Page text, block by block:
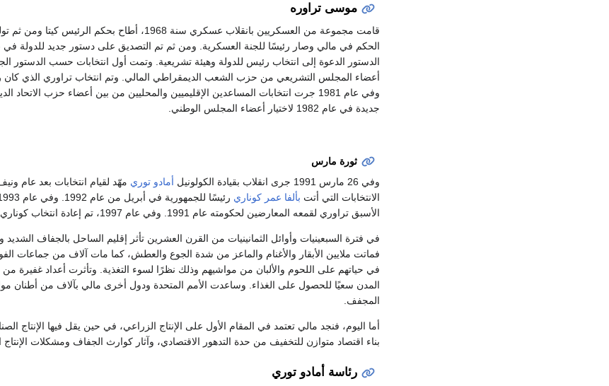
موسى تراوره
قامت مجموعة من العسكريين بانقلاب عسكري سنة 1968، أطاح بحكم الرئيس كيتا ومن ثم تولى
أعضاء المجلس التشريعي من حزب الشعب الديمقراطي المالي. وتم انتخاب تراوري الذي كان
وفي عام 1981 جرت انتخابات المساعدين الإقليميين والمحليين من بين أعضاء حزب
جديدة في عام 1982 لاختيار أعضاء المجلس الوطني.
ثورة مارس
وفي 26 مارس 1991 جرى انقلاب بقيادة الكولونيل
أمادو توري مهّد لقيام انتخابات بعد عام
الانتخابات التي أتت بألفا عمر كوناري
الأسبق تراوري لقمعه المعارضين لحكومته عام 1991. وفي عام 1997، تم إعادة انتخاب كوناري لفترة رئاسية أخرى.
في فترة السبعينيات وأوائل الثمانينيات من القرن العشرين تأثر إقليم الساحل بالجفاف
فماتت ملايين الأبقار والأغنام والماعز من شدة الجوع والعطش، كما مات آلاف من جماعات
في حياتهم على اللحوم والألبان من مواشيهم وذلك نظرًا لسوء التغذية. وتأثرت أعداد غفيرة من
المدن سعيًا للحصول على الغذاء. وساعدت الأمم المتحدة ودول أخرى مالي بآلاف من أطنان
المجفف.
أما اليوم، فنجد مالي تعتمد في المقام الأول على الإنتاج الزراعي، في حين يقل فيها الإنتاج
بناء اقتصاد متوازن للتخفيف من حدة التدهور الاقتصادي، وآثار كوارث الجفاف ومشكلات
رئاسة أمادو توري